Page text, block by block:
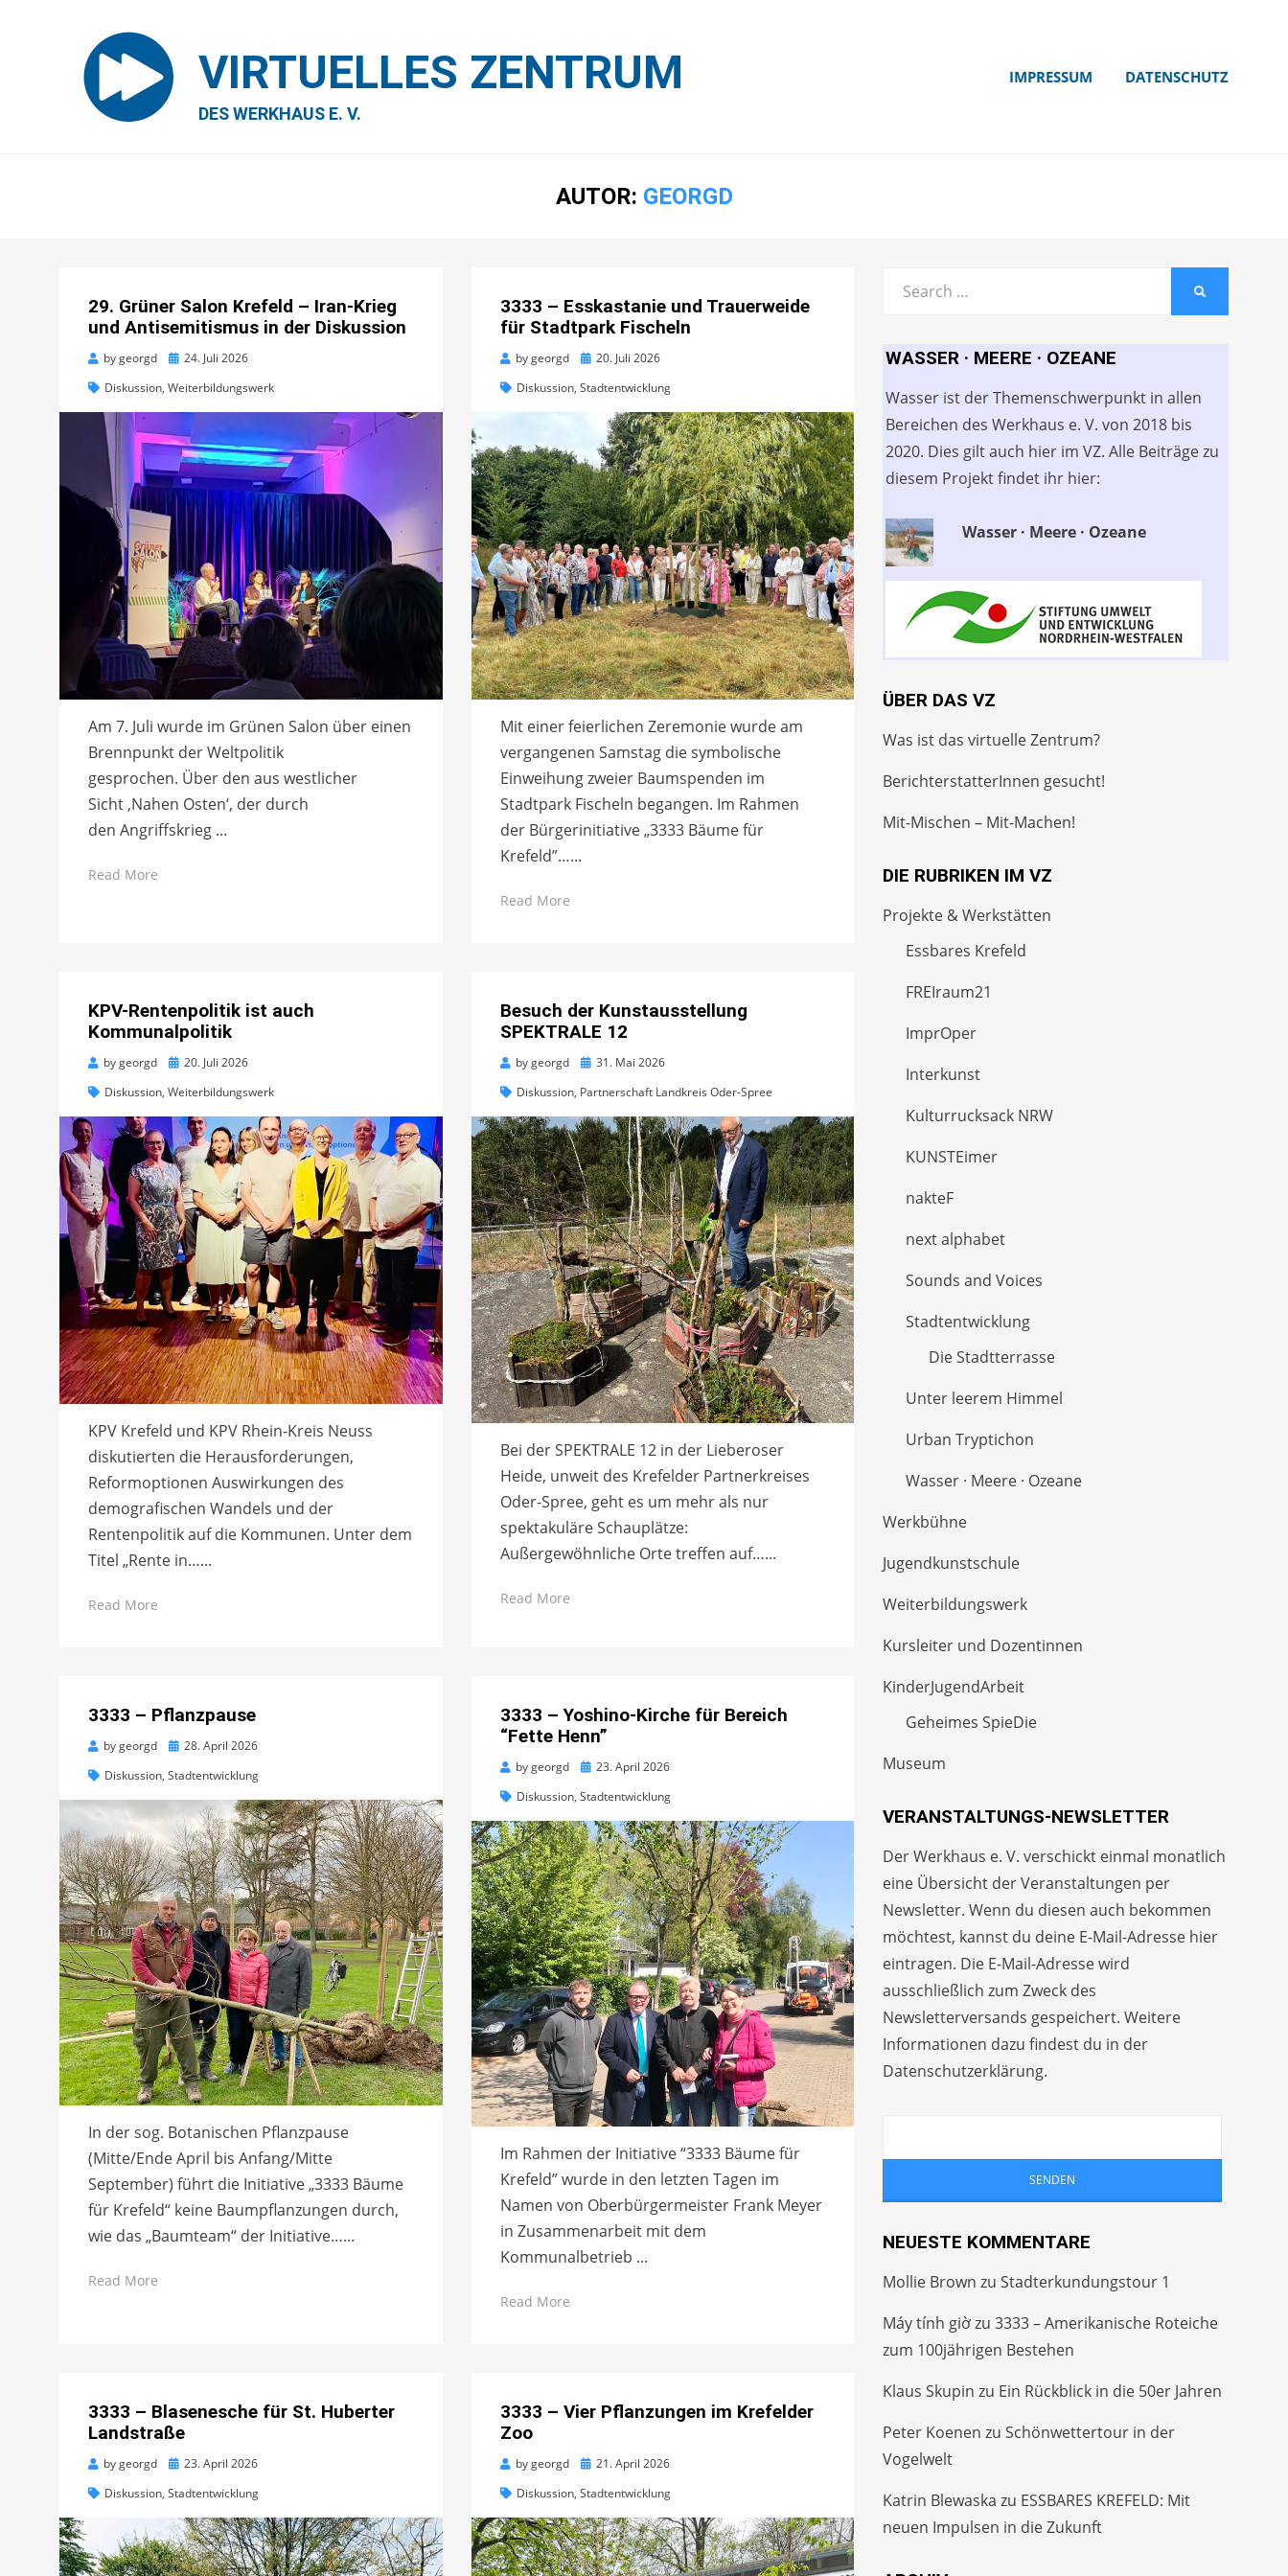
VIRTUELLES ZENTRUM
DES WERKHAUS E. V.
IMPRESSUM DATENSCHUTZ
AUTOR: GEORGD
29. Grüner Salon Krefeld – Iran-Krieg
und Antisemitismus in der Diskussion
bygeorgd
Posted24. Juli 2026
Diskussion, Weiterbildungswerk
Am 7. Juli wurde im Grünen Salon über einen
Brennpunkt der Weltpolitik
gesprochen. Über den aus westlicher
Sicht ‚Nahen Osten‘, der durch
den Angriffskrieg ...
Read More
3333 – Esskastanie und Trauerweide
für Stadtpark Fischeln
bygeorgd
Posted20. Juli 2026
Diskussion, Stadtentwicklung
Mit einer feierlichen Zeremonie wurde am
vergangenen Samstag die symbolische
Einweihung zweier Baumspenden im
Stadtpark Fischeln begangen. Im Rahmen
der Bürgerinitiative „3333 Bäume für
Krefeld”…...
Read More
KPV-Rentenpolitik ist auch
Kommunalpolitik
bygeorgd
Posted20. Juli 2026
Diskussion, Weiterbildungswerk
KPV Krefeld und KPV Rhein-Kreis Neuss
diskutierten die Herausforderungen,
Reformoptionen Auswirkungen des
demografischen Wandels und der
Rentenpolitik auf die Kommunen. Unter dem
Titel „Rente in…...
Read More
Besuch der Kunstausstellung
SPEKTRALE 12
bygeorgd
Posted31. Mai 2026
Diskussion, Partnerschaft Landkreis Oder-Spree
Bei der SPEKTRALE 12 in der Lieberoser
Heide, unweit des Krefelder Partnerkreises
Oder-Spree, geht es um mehr als nur
spektakuläre Schauplätze:
Außergewöhnliche Orte treffen auf…...
Read More
3333 – Pflanzpause
bygeorgd
Posted
28. April 2026
Diskussion, Stadtentwicklung
In der sog. Botanischen Pflanzpause
(Mitte/Ende April bis Anfang/Mitte
September) führt die Initiative „3333 Bäume
für Krefeld“ keine Baumpflanzungen durch,
wie das „Baumteam“ der Initiative…...
Read More
3333 – Yoshino-Kirche für Bereich
“Fette Henn”
bygeorgd
Posted
23. April 2026
Diskussion, Stadtentwicklung
Im Rahmen der Initiative “3333 Bäume für
Krefeld” wurde in den letzten Tagen im
Namen von Oberbürgermeister Frank Meyer
in Zusammenarbeit mit dem
Kommunalbetrieb ...
Read More
3333 – Blasenesche für St. Huberter
Landstraße
bygeorgd
Posted
23. April 2026
Diskussion, Stadtentwicklung
3333 – Vier Pflanzungen im Krefelder
Zoo
bygeorgd
Posted
21. April 2026
Diskussion, Stadtentwicklung
WASSER · MEERE · OZEANE
Wasser ist der Themenschwerpunkt in allen
Bereichen des Werkhaus e. V. von 2018 bis
2020. Dies gilt auch hier im VZ. Alle Beiträge zu
diesem Projekt findet ihr hier:
Wasser · Meere · Ozeane
ÜBER DAS VZ
Was ist das virtuelle Zentrum?
BerichterstatterInnen gesucht!
Mit-Mischen – Mit-Machen!
DIE RUBRIKEN IM VZ
Projekte & Werkstätten
Essbares Krefeld
FREIraum21
ImprOper
Interkunst
Kulturrucksack NRW
KUNSTEimer
nakteF
next alphabet
Sounds and Voices
Stadtentwicklung
Die Stadtterrasse
Unter leerem Himmel
Urban Tryptichon
Wasser · Meere · Ozeane
Werkbühne
Jugendkunstschule
Weiterbildungswerk
Kursleiter und Dozentinnen
KinderJugendArbeit
Geheimes SpieDie
Museum
VERANSTALTUNGS-NEWSLETTER
Der Werkhaus e. V. verschickt einmal monatlich
eine Übersicht der Veranstaltungen per
Newsletter. Wenn du diesen auch bekommen
möchtest, kannst du deine E-Mail-Adresse hier
eintragen. Die E-Mail-Adresse wird
ausschließlich zum Zweck des
Newsletterversands gespeichert. Weitere
Informationen dazu findest du in der
Datenschutzerklärung.
NEUESTE KOMMENTARE
Mollie Brown zuStadterkundungstour 1
Máy tính giờzu3333 – Amerikanische Roteiche
zum 100jährigen Bestehen
Klaus Skupin zu Ein Rückblick in die 50er Jahren
Peter Koenen zuSchönwettertour in der
Vogelwelt
Katrin Blewaska zu ESSBARES KREFELD: Mit
neuen Impulsen in die Zukunft